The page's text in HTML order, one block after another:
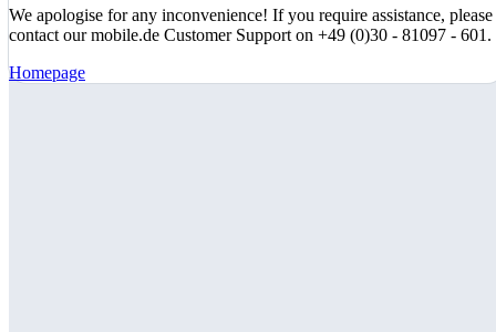
We apologise for any inconvenience! If you require assistance, please
contact our mobile.de Customer Support on +49 (0)30 - 81097 - 601.
Homepage